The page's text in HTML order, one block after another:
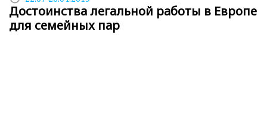
Достоинства легальной работы в Европе
для семейных пар